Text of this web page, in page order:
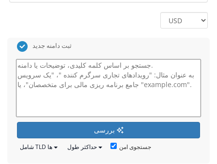
ثبت دامنه جدید
شامل TLD ها حداکثر طول جستجوی امن